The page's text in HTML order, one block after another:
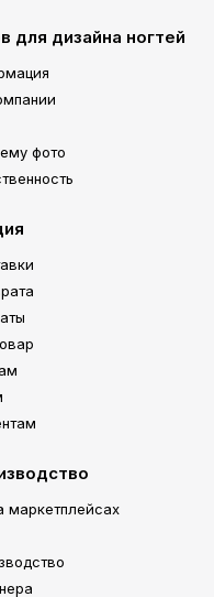
для дизайна ногтей
фото
маркетплейсах